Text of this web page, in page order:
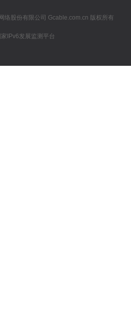
络股份有限公司 Gcable.com.cn 版权所有
家IPv6发展监测平台